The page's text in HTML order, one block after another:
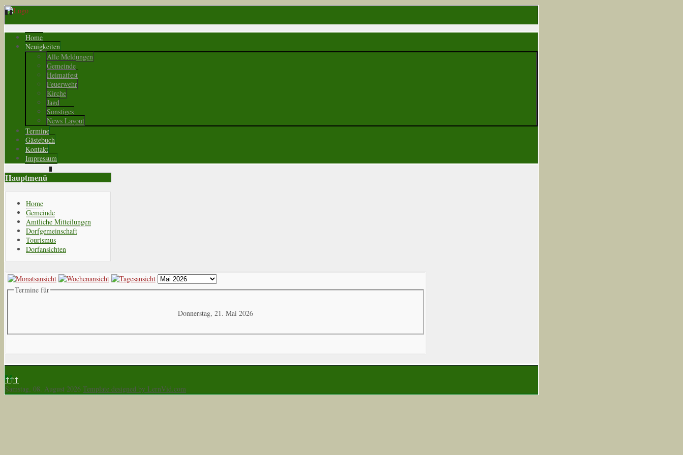
Home
Neuigkeiten
Alle Meldungen
Gemeinde
Heimatfest
Feuerwehr
Kirche
Jagd
Sonstiges
News Layout
Termine
Gästebuch
Kontakt
Impressum
Hauptmenü
Home
Gemeinde
Amtliche Mitteilungen
Dorfgemeinschaft
Tourismus
Dorfansichten
Termine für
Donnerstag, 21. Mai 2026
↑↑↑
Samstag, 08. August 2026 Template designed by LernVid.com